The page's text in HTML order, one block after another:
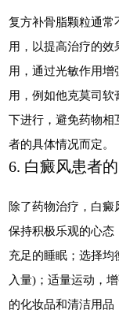
复方补骨脂颗粒通常
用，以提高治疗的
用，通过光敏作用
用，例如他克莫司
下进行，避免药物相
者的具体情况而定。
6. 白癜风患者
除了药物治疗，白
保持积极乐观的心态
充足的睡眠；选择
入量)；适量运动，
的化妆品和清洁用